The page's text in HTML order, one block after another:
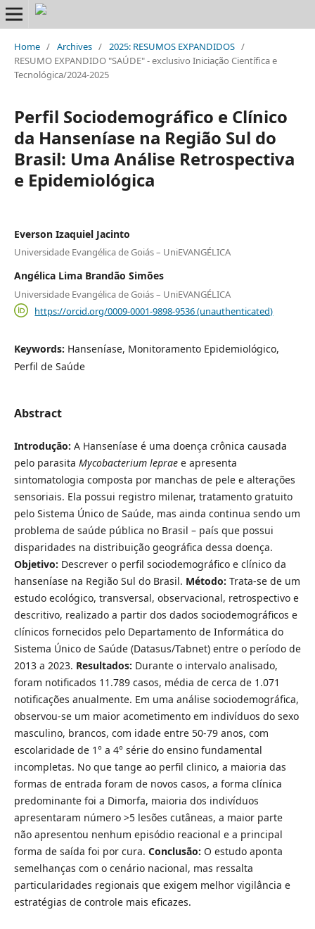
Home / Archives / 2025: RESUMOS EXPANDIDOS /
RESUMO EXPANDIDO "SAÚDE" - exclusivo Iniciação Científica e
Tecnológica/2024-2025
Perfil Sociodemográfico e Clínico
da Hanseníase na Região Sul do
Brasil: Uma Análise Retrospectiva
e Epidemiológica
Everson Izaquiel Jacinto
Universidade Evangélica de Goiás – UniEVANGÉLICA
Angélica Lima Brandão Simões
Universidade Evangélica de Goiás – UniEVANGÉLICA
https://orcid.org/0009-0001-9898-9536 (unauthenticated)
Keywords: Hanseníase, Monitoramento Epidemiológico,
Perfil de Saúde
Abstract
Introdução: A Hanseníase é uma doença crônica causada
pelo parasita Mycobacterium leprae e apresenta
sintomatologia composta por manchas de pele e alterações
sensoriais. Ela possui registro milenar, tratamento gratuito
pelo Sistema Único de Saúde, mas ainda continua sendo um
problema de saúde pública no Brasil – país que possui
disparidades na distribuição geográfica dessa doença.
Objetivo: Descrever o perfil sociodemográfico e clínico da
hanseníase na Região Sul do Brasil. Método: Trata-se de um
estudo ecológico, transversal, observacional, retrospectivo e
descritivo, realizado a partir dos dados sociodemográficos e
clínicos fornecidos pelo Departamento de Informática do
Sistema Único de Saúde (Datasus/Tabnet) entre o período de
2013 a 2023. Resultados: Durante o intervalo analisado,
foram notificados 11.789 casos, média de cerca de 1.071
notificações anualmente. Em uma análise sociodemográfica,
observou-se um maior acometimento em indivíduos do sexo
masculino, brancos, com idade entre 50-79 anos, com
escolaridade de 1° a 4° série do ensino fundamental
incompletas. No que tange ao perfil clinico, a maioria das
formas de entrada foram de novos casos, a forma clínica
predominante foi a Dimorfa, maioria dos indivíduos
apresentaram número >5 lesões cutâneas, a maior parte
não apresentou nenhum episódio reacional e a principal
forma de saída foi por cura. Conclusão: O estudo aponta
semelhanças com o cenário nacional, mas ressalta
particularidades regionais que exigem melhor vigilância e
estratégias de controle mais eficazes.